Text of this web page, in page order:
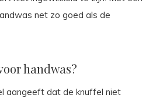
net zo goed als de
handwas?
aangeeft dat de knuffel niet